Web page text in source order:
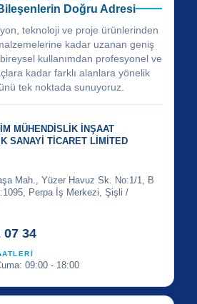
Doğru Adresi
teknoloji ve proje ürünlerinden
kadar uzanan geniş
kullanımdan profesyonel ve
kadar farklı alanlara yönelik
tek noktada sunuyoruz.
MÜHENDİSLİK İNŞAAT
SANAYİ TİCARET LİMİTED
Mah., Yüzer Havuz Sk. No:1/1, B
Perpa İş Merkezi, Şişli /
07 34
09:00 - 18:00